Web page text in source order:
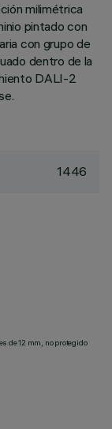
milimétrica
pintado con
con grupo de
dentro de la
DALI-2
1446
de 12 mm, no protegido